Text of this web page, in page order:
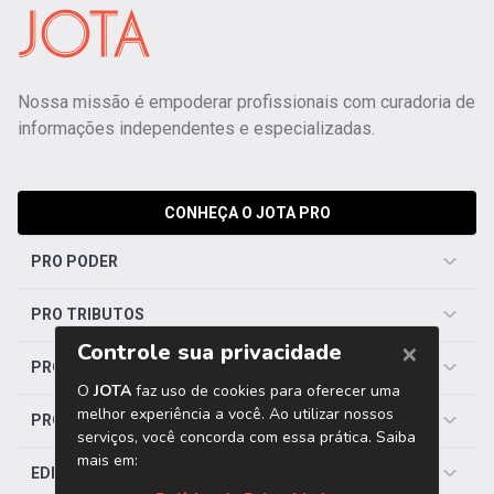
Nossa missão é empoderar profissionais com curadoria de
informações independentes e especializadas.
CONHEÇA O JOTA PRO
PRO PODER
PRO TRIBUTOS
PRO TRABALHISTA
PRO SAÚDE
EDITORIAS